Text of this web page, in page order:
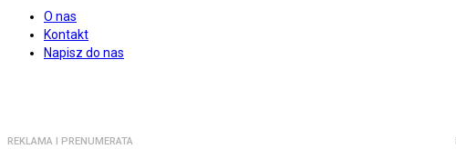
O nas
Kontakt
Napisz do nas
REKLAMA I PRENUMERATA